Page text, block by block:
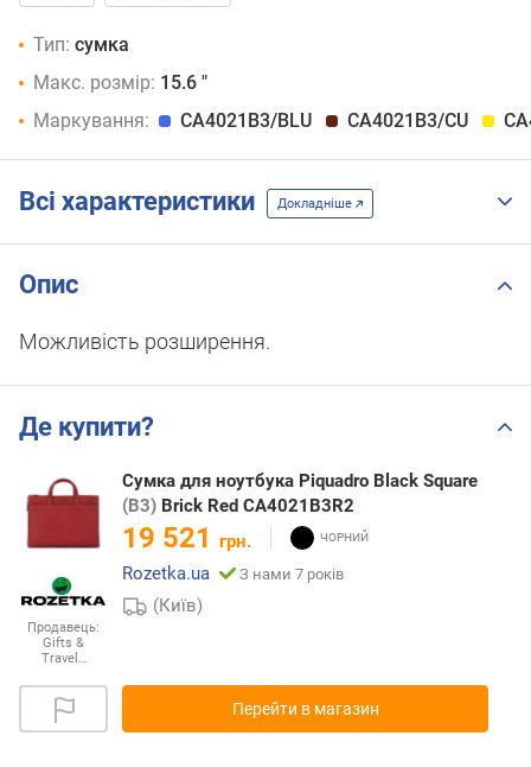
Тип: сумка
Макс. розмір: 15.6 "
Маркування:
CA4021B3/BLU CA4021B3/CU
Всі характеристики Докладніше
Опис
Можливість розширення.
Де купити?
Продавець:
Gifts &
Travel…
Сумка для ноутбука Piquadro Black Square
(B3) Brick Red CA4021B3R2
19 521 грн.
Rozetka.ua
З нами 7 років
(Київ)
Перейти в магазин